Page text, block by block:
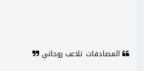
المصادفات تلاعب روحاني